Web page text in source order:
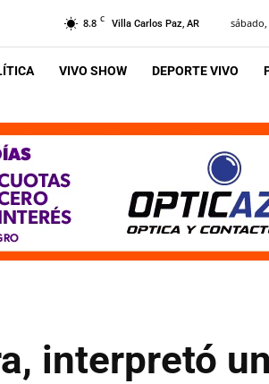
8.8 C Villa Carlos Paz, AR
VIVO SHOW DEPORTE VIVO
interpretó